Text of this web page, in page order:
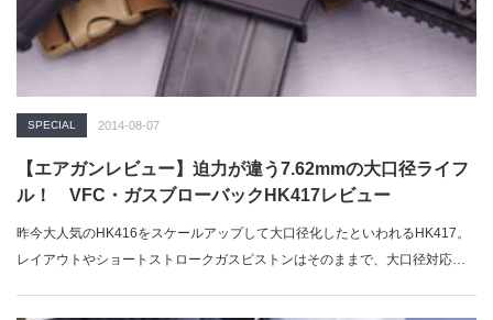
SPECIAL 2014-08-07
【エアガンレビュー】迫力が違う7.62mmの大口径ライフ
ル！ VFC・ガスブローバックHK417レビュー
昨今大人気のHK416をスケールアップして大口径化したといわれるHK417。
レイアウトやショートストロークガスピストンはそのままで、大口径対応で